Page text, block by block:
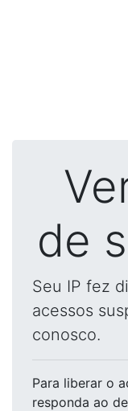
de
Seu IP fez
acessos
conosco.
Para liberar o
responda ao